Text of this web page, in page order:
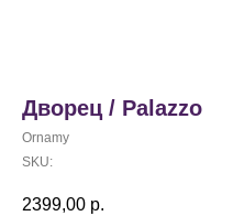
Дворец / Palazzo
Ornamy
SKU:
2399,00 р.